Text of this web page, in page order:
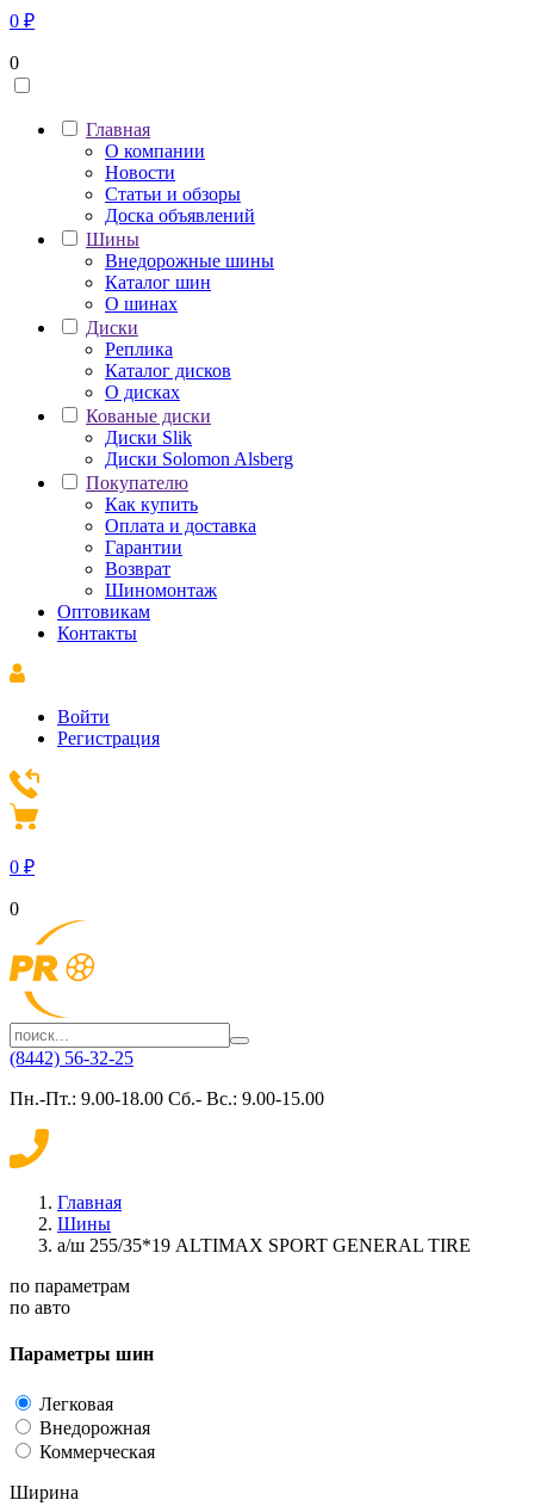
0 ₽
0
Главная
О компании
Новости
Статьи и обзоры
Доска объявлений
Шины
Внедорожные шины
Каталог шин
О шинах
Диски
Реплика
Каталог дисков
О дисках
Кованые диски
Диски Slik
Диски Solomon Alsberg
Покупателю
Как купить
Оплата и доставка
Гарантии
Возврат
Шиномонтаж
Оптовикам
Контакты
Войти
Регистрация
0 ₽
0
(8442) 56-32-25
Пн.-Пт.: 9.00-18.00 Сб.- Вс.: 9.00-15.00
Главная
Шины
а/ш 255/35*19 ALTIMAX SPORT GENERAL TIRE
по параметрам
по авто
Параметры шин
Легковая
Внедорожная
Коммерческая
Ширина